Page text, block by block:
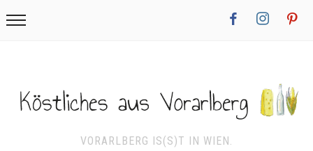
facebook instagrampinterest
VORARLBERG IS(S)T IN WIEN.